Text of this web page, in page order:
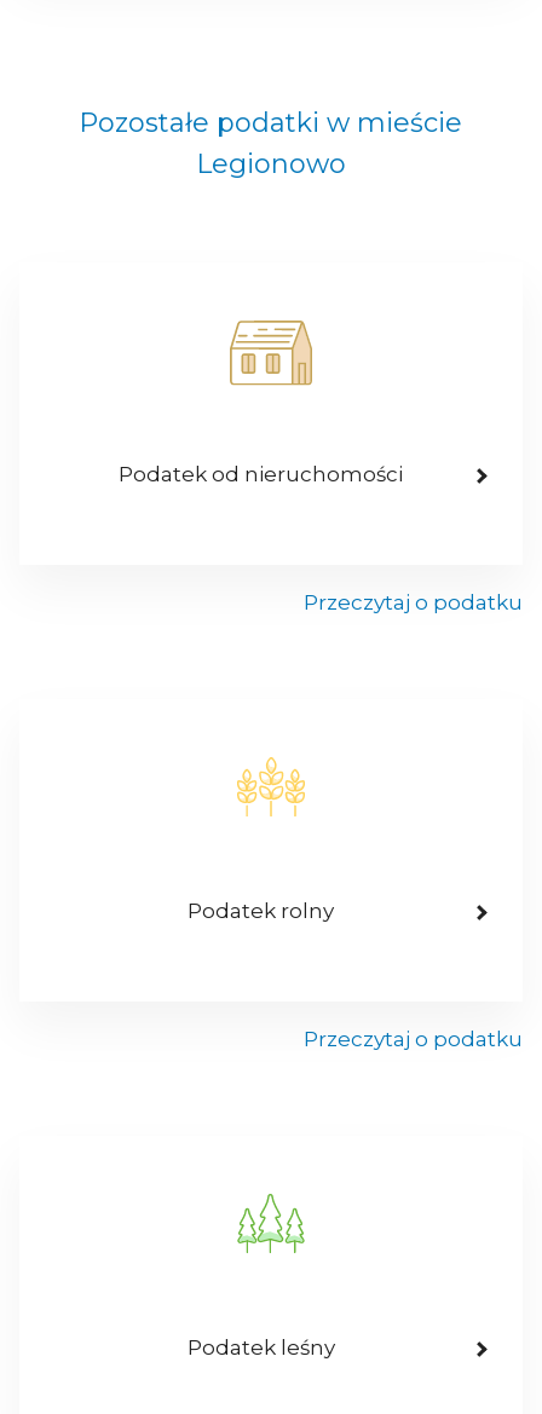
Pozostałe podatki w mieście
Legionowo
Podatek od nieruchomości
Przeczytaj o podatku
Podatek rolny
Przeczytaj o podatku
Podatek leśny